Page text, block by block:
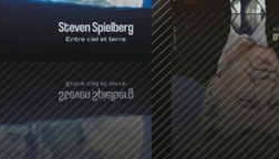
DansComédie
l’influence
vingts, avec la
justement défaut aux
déjanté. Il en résulte un
épineux que nous
Allen pose cette
j’avais…» et se solde
occasion manquée ».